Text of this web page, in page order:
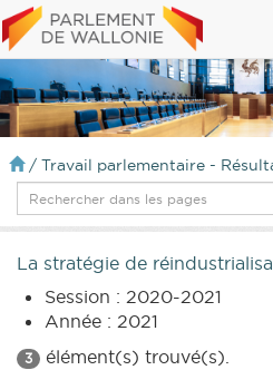
/ Travail parlementaire -
La stratégie de
Session : 2020-2021
Année : 2021
3 élément(s) trouvé(s).